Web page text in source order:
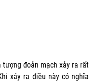
đoản mạch xảy ra rất
xảy ra điều này có nghĩa